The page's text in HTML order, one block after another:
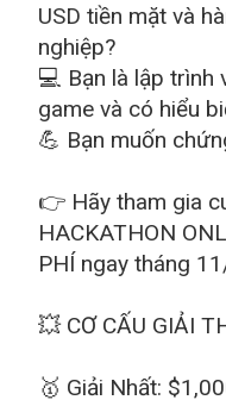
USD tiền mặt và
nghiệp?
💻 Bạn là lập trình
game và có hiểu
💪 Bạn muốn
👉 Hãy tham gia
HACKATHON
PHÍ ngay tháng
💥 CƠ CẤU GIẢI
️🥇 Giải Nhất: